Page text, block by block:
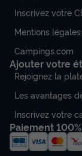
Inscrivez votre
Mentions légales
Campings.com
Ajouter votre
Rejoignez la
Les avantages
Inscrivez votre
Paiement